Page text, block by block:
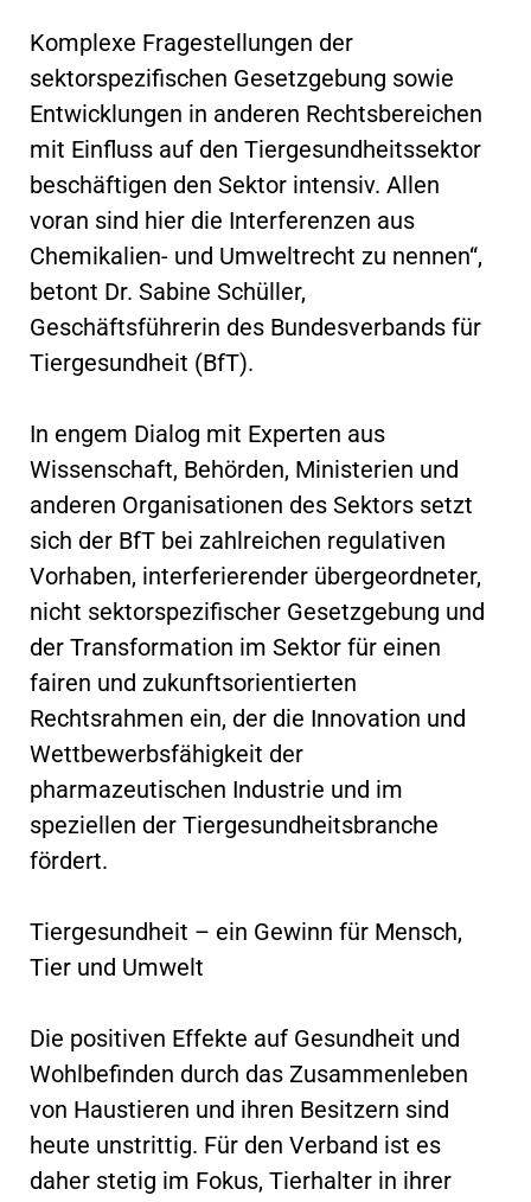
Komplexe Fragestellungen der
sektorspezifischen Gesetzgebung sowie
Entwicklungen in anderen Rechtsbereichen
mit Einfluss auf den Tiergesundheitssektor
beschäftigen den Sektor intensiv. Allen
voran sind hier die Interferenzen aus
Chemikalien- und Umweltrecht zu nennen“,
betont Dr. Sabine Schüller,
Geschäftsführerin des Bundesverbands für
Tiergesundheit (BfT).
In engem Dialog mit Experten aus
Wissenschaft, Behörden, Ministerien und
anderen Organisationen des Sektors setzt
sich der BfT bei zahlreichen regulativen
Vorhaben, interferierender übergeordneter,
nicht sektorspezifischer Gesetzgebung und
der Transformation im Sektor für einen
fairen und zukunftsorientierten
Rechtsrahmen ein, der die Innovation und
Wettbewerbsfähigkeit der
pharmazeutischen Industrie und im
speziellen der Tiergesundheitsbranche
fördert.
Tiergesundheit – ein Gewinn für Mensch,
Tier und Umwelt
Die positiven Effekte auf Gesundheit und
Wohlbefinden durch das Zusammenleben
von Haustieren und ihren Besitzern sind
heute unstrittig. Für den Verband ist es
daher stetig im Fokus, Tierhalter in ihrer